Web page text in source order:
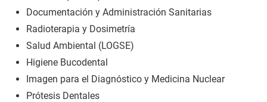
Documentación y Administración Sanitarias
Radioterapia y Dosimetría
Salud Ambiental (LOGSE)
Higiene Bucodental
Imagen para el Diagnóstico y Medicina Nuclear
Prótesis Dentales